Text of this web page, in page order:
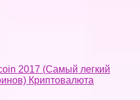
2017 (Самый легкий
Криптовалюта